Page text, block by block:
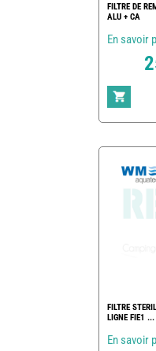
FILTRE DE
ALU + CA
En savoir
FILTRE
LIGNE FIE1 ...
En savoir